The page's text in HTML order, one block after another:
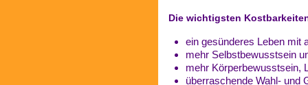
Die wichtigsten
ein gesünderes Leben mit
mehr Selbstbewusstsein
mehr Körperbewusstsein,
überraschende Wahl- und